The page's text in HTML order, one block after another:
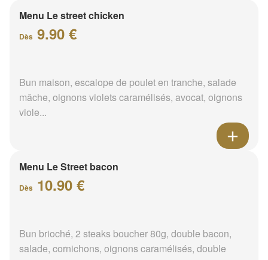
Menu Le street chicken
Dès 9.90 €
Bun maison, escalope de poulet en tranche, salade
mâche, oignons violets caramélisés, avocat, oignons
viole...
Menu Le Street bacon
Dès 10.90 €
Bun brioché, 2 steaks boucher 80g, double bacon,
salade, cornichons, oignons caramélisés, double